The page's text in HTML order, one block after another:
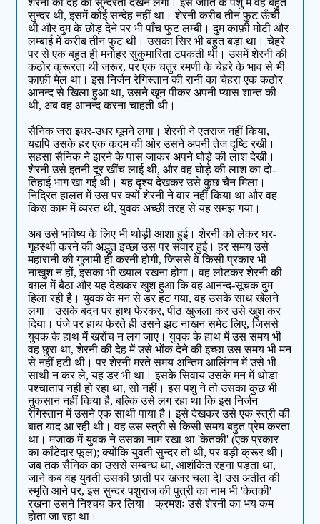
शेरनी की देह की सुन्दरता देखने लगा। इस जाति के पशु में वह बहुत
सुन्दर थी, इसमें कोई सन्देह नहीं था। शेरनी करीब तीन फुट ऊँची
थी और दुम के छोड़ देने पर भी पाँच फुट लम्बी। दुम काफ़ी मोटी और
लम्बाई में करीब तीन फुट थी। उसका सिर भी बहुत बड़ा था। चेहरे
पर से एक बहुत ही मनोहर सुकुमारिता टपकती थी। उसमें शेरनी की
कठोर क्रूरता थी जरूर, पर एक चतुर रमणी के चेहरे के भाव से भी
काफ़ी मेल था। इस निर्जन रेगिस्तान की रानी का चेहरा एक कठोर
आनन्द से खिला हुआ था, उसने खून पीकर अपनी प्यास शान्त की
थी, अब वह आनन्द करना चाहती थी।
सैनिक जरा इधर-उधर घूमने लगा। शेरनी ने एतराज नहीं किया,
यद्यपि उसके हर एक कदम की ओर उसने अपनी तेज दृष्टि रखी।
सहसा सैनिक ने झरने के पास जाकर अपने घोड़े की लाश देखी।
शेरनी उसे इतनी दूर खींच लाई थी, और वह घोड़े की लाश का दो-
तिहाई भाग खा गई थी। यह दृश्य देखकर उसे कुछ चैन मिला।
निद्रित हालत में उस पर क्यों शेरनी ने वार नहीं किया था और वह
किस काम में व्यस्त थी, युवक अच्छी तरह से यह समझ गया।
अब उसे भविष्य के लिए भी थोड़ी आशा हुई। शेरनी को लेकर घर-
गृहस्थी करने की अद्भुत इच्छा उस पर सवार हुई। हर समय उसे
महारानी की गुलामी ही करनी होगी, जिससे वे किसी प्रकार भी
नाखुश न हों, इसका भी ख्याल रखना होगा। वह लौटकर शेरनी की
बग़ल में बैठा और यह देखकर खुश हुआ कि वह आनन्द-सूचक दुम
हिला रही है। युवक के मन से डर हट गया, वह उसके साथ खेलने
लगा। उसके बदन पर हाथ फेरकर, पीठ खुजला कर उसे खुश कर
दिया। पंजे पर हाथ फेरते ही उसने झट नाखन समेट लिए, जिससे
युवक के हाथ में खरोंच न लग जाए। युवक के हाथ में उस समय भी
वह छुरा था, शेरनी की देह में उसे भोंक देने की इच्छा उस समय भी मन
से नहीं हटी थी। पर शेरनी मरते समय अन्तिम आलिंगन में उसे भी
साथी न कर ले, यह डर भी था। इसके सिवाय उसके मन में थोडा
पश्चाताप नहीं हो रहा था, सो नहीं। इस पशु ने तो उसका कुछ भी
नुकसान नहीं किया है, बल्कि उसे लग रहा था कि इस निर्जन
रेगिस्तान में उसने एक साथी पाया है। इसे देखकर उसे एक स्त्री की
बात याद आ रही थी। वह उस स्त्री से किसी समय बहुत प्रेम करता
था। मजाक में युवक ने उसका नाम रखा था 'केतकी' (एक प्रकार
का काँटेदार फूल); क्योंकि युवती सुन्दर तो थी, पर बड़ी क्रूर थी।
जब तक सैनिक का उससे सम्बन्ध था, आशंकित रहना पड़ता था,
जाने कब वह युवती उसकी छाती पर खंजर चला दे! उस अतीत की
स्मृति आने पर, इस सुन्दर पशुराज की पुत्री का नाम भी 'केतकी'
रखना उसने निश्चय कर लिया। क्रमशः उसे शेरनी का भय कम
होता जा रहा था।